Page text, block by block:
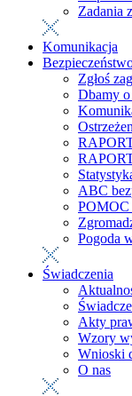
Zadania
Komunikacja
Zgłoś
Dbamy
ABC
Pogoda
Świadczenia
Akty
Wzory
Wnioski
O nas